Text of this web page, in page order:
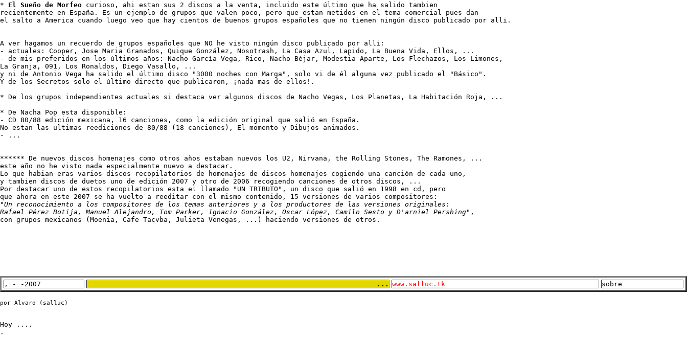
* El Sueño de Morfeo curioso, ahi estan sus 2 discos a la venta, incluido este último que ha salido tambien
recientemente en España. Es un ejemplo de grupos que valen poco, pero que estan metidos en el tema comercial pues dan
el salto a America cuando luego veo que hay cientos de buenos grupos españoles que no tienen ningún disco publicado por alli.
A ver hagamos un recuerdo de grupos españoles que NO he visto ningún disco publicado por alli:
- actuales: Cooper, Jose Maria Granados, Quique González, Nosotrash, La Casa Azul, Lapido, La Buena Vida, Ellos, ...
- de mis preferidos en los últimos años: Nacho García Vega, Rico, Nacho Béjar, Modestia Aparte, Los Flechazos, Los Limones,
La Granja, 091, Los Ronaldos, Diego Vasallo, ...
y ni de Antonio Vega ha salido el último disco "3000 noches con Marga", solo vi de él alguna vez publicado el "Básico".
Y de los Secretos solo el último directo que publicaron, ¡nada mas de ellos!.
* De los grupos independientes actuales si destaca ver algunos discos de Nacho Vegas, Los Planetas, La Habitación Roja, ...
* De Nacha Pop esta disponible:
- CD 80/88 edición mexicana, 16 canciones, como la edición original que salió en España.
No estan las ultimas reediciones de 80/88 (18 canciones), El momento y Dibujos animados.
- ...
****** De nuevos discos homenajes como otros años estaban nuevos los U2, Nirvana, the Rolling Stones, The Ramones, ...
este año no he visto nada especialmente nuevo a destacar.
Lo que habian eras varios discos recopilatorios de homenajes de discos homenajes cogiendo una canción de cada uno,
y tambien discos de duetos uno de edición 2007 y otro de 2006 recogiendo canciones de otros discos, ...
Por destacar uno de estos recopilatorios esta el llamado "UN TRIBUTO", un disco que salió en 1998 en cd, pero
que ahora en este 2007 se ha vuelto a reeditar con el mismo contenido, 15 versiones de varios compositores:
"Un reconocimiento a los compositores de los temas anteriores y a los productores de las versiones originales:
Rafael Pérez Botija, Manuel Alejandro, Tom Parker, Ignacio González, Oscar López, Camilo Sesto y D'arniel Pershing",
con grupos mexicanos (Moenia, Cafe Tacvba, Julieta Venegas, ...) haciendo versiones de otros.
, - -2007 ... www.salluc.tk sobre
por Álvaro (salluc)
Hoy ....
.